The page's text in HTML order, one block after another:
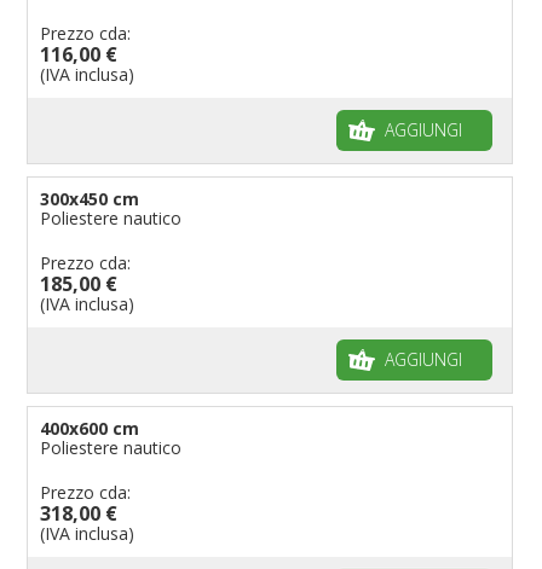
Prezzo cda:
116,00 €
(IVA inclusa)
AGGIUNGI
300x450 cm
Poliestere nautico
Prezzo cda:
185,00 €
(IVA inclusa)
AGGIUNGI
400x600 cm
Poliestere nautico
Prezzo cda:
318,00 €
(IVA inclusa)